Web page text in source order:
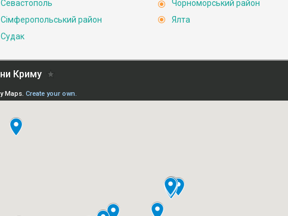
Севастополь
Сімферопольський район
Судак
Чорноморський район
Ялта